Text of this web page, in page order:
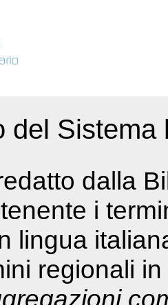
del
dalla
i
lingua
regionali